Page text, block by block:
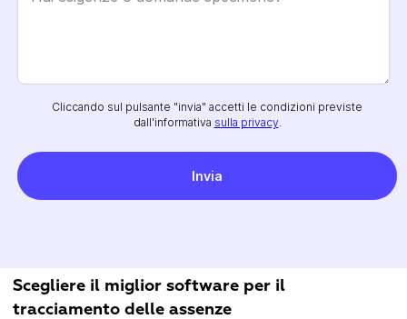
Cliccando sul pulsante "invia" accetti le condizioni previste
dall'informativa sulla privacy.
Scegliere il miglior software per il
tracciamento delle assenze